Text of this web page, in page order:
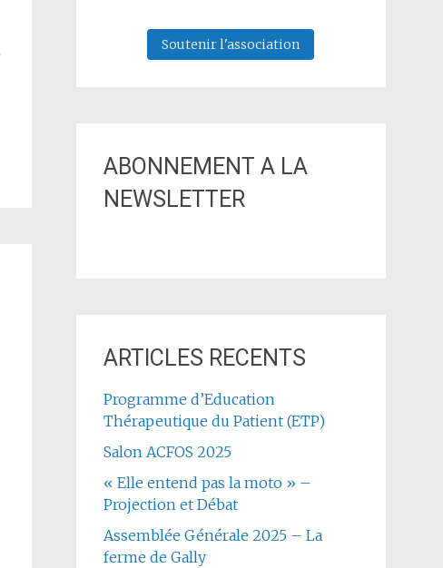
Soutenir l'association
ABONNEMENT A LA
NEWSLETTER
ARTICLES RECENTS
Programme d’Education
Thérapeutique du Patient (ETP)
Salon ACFOS 2025
« Elle entend pas la moto » –
Projection et Débat
Assemblée Générale 2025 – La
ferme de Gally